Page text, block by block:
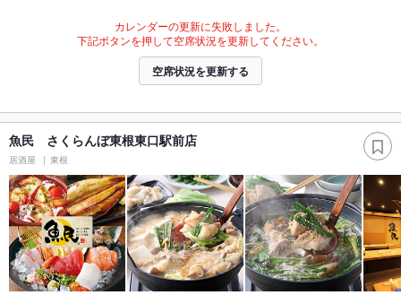
カレンダーの更新に失敗しました。
下記ボタンを押して空席状況を更新してください。
空席状況を更新する
魚民 さくらんぼ東根東口駅前店
居酒屋 東根